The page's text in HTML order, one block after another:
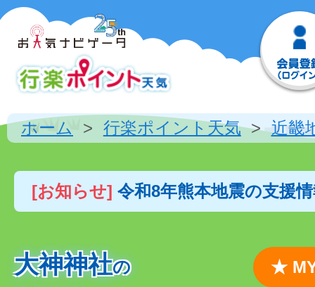
ホーム 行楽ポイント天気 近畿
[お知らせ] 令和8年熊本地震の支援
大神神社の
★